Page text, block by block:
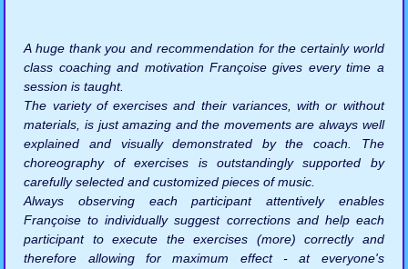
A huge thank you and recommendation for the certainly world
class coaching and motivation Françoise gives every time a
session is taught.
The variety of exercises and their variances, with or without
materials, is just amazing and the movements are always well
explained and visually demonstrated by the coach. The
choreography of exercises is outstandingly supported by
carefully selected and customized pieces of music.
Always observing each participant attentively enables
Françoise to individually suggest corrections and help each
participant to execute the exercises (more) correctly and
therefore allowing for maximum effect - at everyone's